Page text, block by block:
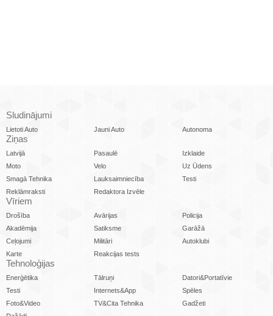
Sludinājumi
Lietoti Auto Jauni Auto Autonoma
Ziņas
Latvijā Pasaulē
Izklaide
Moto
Velo
Uz Ūdens
Smagā Tehnika
Lauksaimniecība
Testi
Reklāmraksti
Redaktora Izvēle
Vīriem
Drošība Avārijas
Policija
Akadēmija
Satiksme
Garāžā
Ceļojumi
Militāri
Autoklubi
Karte
Reakcijas tests
Tehnoloģijas
Enerģētika Tālruņi
Datori&Portatīvie
Testi
Internets&App
Spēles
Foto&Video
TV&Cita Tehnika
Gadžeti